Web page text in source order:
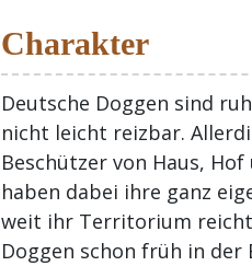
Charakter
Deutsche Doggen sind
nicht leicht reizbar.
Beschützer von Haus,
haben dabei ihre ganz
weit ihr Territorium
Doggen schon früh in